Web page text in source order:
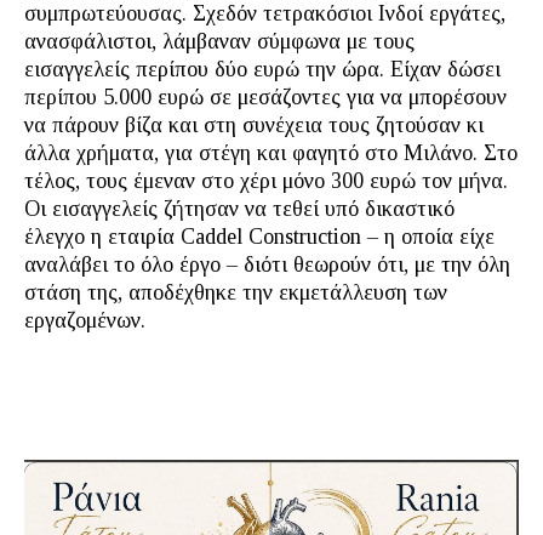
συμπρωτεύουσας. Σχεδόν τετρακόσιοι Ινδοί εργάτες,
ανασφάλιστοι, λάμβαναν σύμφωνα με τους
εισαγγελείς περίπου δύο ευρώ την ώρα. Είχαν δώσει
περίπου 5.000 ευρώ σε μεσάζοντες για να μπορέσουν
να πάρουν βίζα και στη συνέχεια τους ζητούσαν κι
άλλα χρήματα, για στέγη και φαγητό στο Μιλάνο. Στο
τέλος, τους έμεναν στο χέρι μόνο 300 ευρώ τον μήνα.
Οι εισαγγελείς ζήτησαν να τεθεί υπό δικαστικό
έλεγχο η εταιρία Caddel Construction – η οποία είχε
αναλάβει το όλο έργο – διότι θεωρούν ότι, με την όλη
στάση της, αποδέχθηκε την εκμετάλλευση των
εργαζομένων.